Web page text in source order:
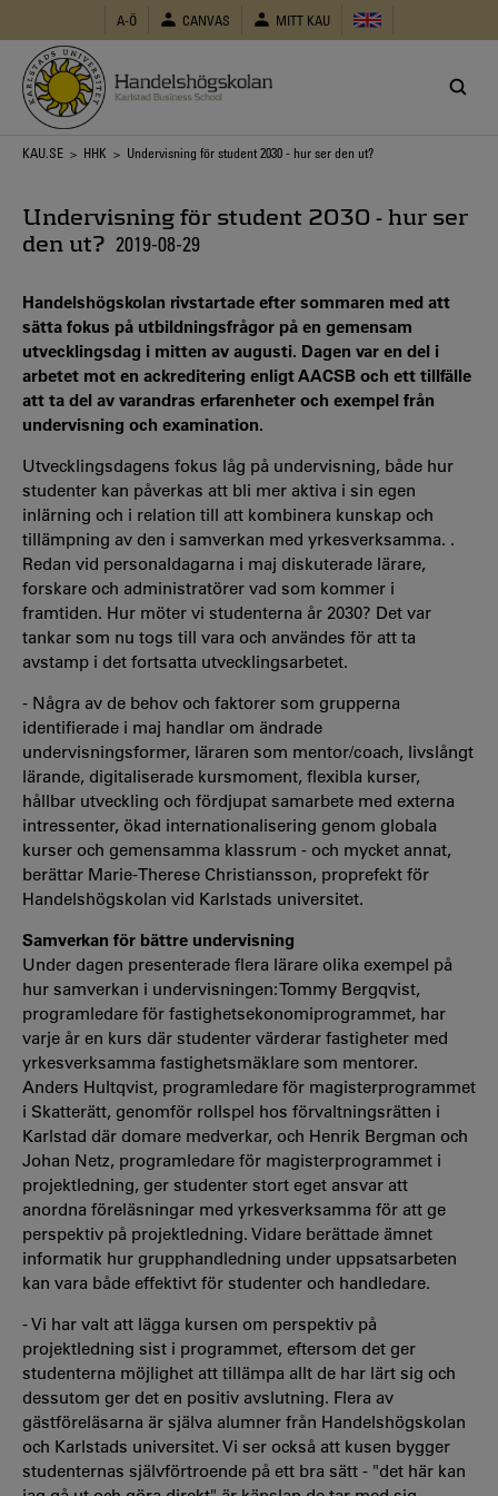
huvudinnehåll
A-Ö CANVAS MITT KAU
Länkstig
KAU.SE > HHK > Undervisning för student 2030 - hur ser den ut?
Undervisning för student 2030 - hur ser
den ut? 2019-08-29
Handelshögskolan rivstartade efter sommaren med att
sätta fokus på utbildningsfrågor på en gemensam
utvecklingsdag i mitten av augusti. Dagen var en del i
arbetet mot en ackreditering enligt AACSB och ett tillfälle
att ta del av varandras erfarenheter och exempel från
undervisning och examination.
Utvecklingsdagens fokus låg på undervisning, både hur
studenter kan påverkas att bli mer aktiva i sin egen
inlärning och i relation till att kombinera kunskap och
tillämpning av den i samverkan med yrkesverksamma. .
Redan vid personaldagarna i maj diskuterade lärare,
forskare och administratörer vad som kommer i
framtiden. Hur möter vi studenterna år 2030? Det var
tankar som nu togs till vara och användes för att ta
avstamp i det fortsatta utvecklingsarbetet.
- Några av de behov och faktorer som grupperna
identifierade i maj handlar om ändrade
undervisningsformer, läraren som mentor/coach, livslångt
lärande, digitaliserade kursmoment, flexibla kurser,
hållbar utveckling och fördjupat samarbete med externa
intressenter, ökad internationalisering genom globala
kurser och gemensamma klassrum - och mycket annat,
berättar Marie-Therese Christiansson, proprefekt för
Handelshögskolan vid Karlstads universitet.
Samverkan för bättre undervisning
Under dagen presenterade flera lärare olika exempel på
hur samverkan i undervisningen: Tommy Bergqvist,
programledare för fastighetsekonomiprogrammet, har
varje år en kurs där studenter värderar fastigheter med
yrkesverksamma fastighetsmäklare som mentorer.
Anders Hultqvist, programledare för magisterprogrammet
i Skatterätt, genomför rollspel hos förvaltningsrätten i
Karlstad där domare medverkar, och Henrik Bergman och
Johan Netz, programledare för magisterprogrammet i
projektledning, ger studenter stort eget ansvar att
anordna föreläsningar med yrkesverksamma för att ge
perspektiv på projektledning. Vidare berättade ämnet
informatik hur grupphandledning under uppsatsarbeten
kan vara både effektivt för studenter och handledare.
- Vi har valt att lägga kursen om perspektiv på
projektledning sist i programmet, eftersom det ger
studenterna möjlighet att tillämpa allt de har lärt sig och
dessutom ger det en positiv avslutning. Flera av
gästföreläsarna är själva alumner från Handelshögskolan
och Karlstads universitet. Vi ser också att kusen bygger
studenternas självförtroende på ett bra sätt - "det här kan